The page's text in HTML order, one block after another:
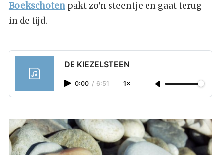
Boekschotenpakt zo'n steentje en gaat terug
in de tijd.
DE KIEZELSTEEN
0:00 / 6:51 1×